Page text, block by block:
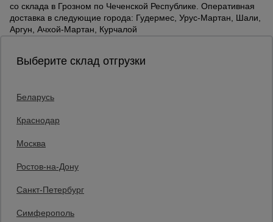
со склада в Грозном по Чеченской Республике. Оперативная
доставка в следующие города: Гудермес, Урус-Мартан, Шали,
Аргун, Ачхой-Мартан, Курчалой
Выберите склад отгрузки
Беларусь
Краснодар
Москва
Ростов-на-Дону
Санкт-Петербург
Симферополь
О компании
Франшиза
Контакты
Защитные конструкции